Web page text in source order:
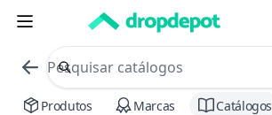
commerce search no header
Procurar
Produtos Marcas Catálogos